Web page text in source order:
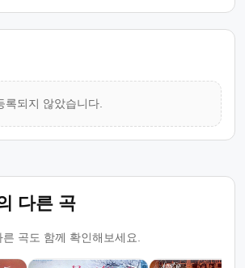
록되지 않았습니다.
다른 곡
곡도 함께 확인해보세요.